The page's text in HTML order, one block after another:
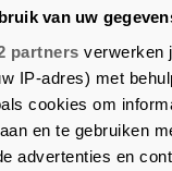
van uw
partners verwerken
IP-adres) met
cookies om
en te gebruiken
advertenties en
kwamen zeven
probeerde te
te houden en
op de top aan.